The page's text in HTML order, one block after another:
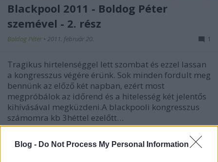
Blog - Do Not Process My Personal Information
Blackpool 2011 - Boldog Péter
szemével - 2. rész
Boldog Péter • 2011. február 20. 1
Tragikus hirtelenséggel lett szombat és ezzel lassan
a kongresszus végére érünk. Sok minden fordult meg
bennünk az előző két napban, ezért most
megpróbálok az időrend és a hitelesség két jelentős
kihívásával megküzdeni.A blackpooli kongresszus
számomra kb 3héttel ezelőtt…
Balckpool 2011 - Boldog Péter